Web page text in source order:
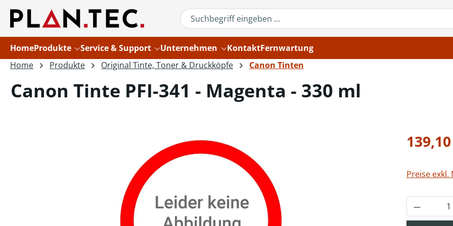
Hauptinhalt springen
Zur Suche springen
HomeProdukte Service & Support Unternehmen KontaktFernwartung
Home
Produkte Original Tinte, Toner & Druckköpfe Canon Tinten
Canon Tinte PFI-341 - Magenta - 330 ml
Regulärer
Preise exkl.